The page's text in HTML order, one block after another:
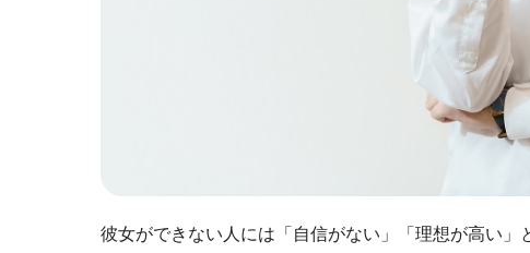
彼女ができない人には「自信がない」「理想が高い」